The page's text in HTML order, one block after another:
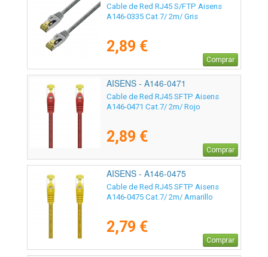
Cable de Red RJ45 S/FTP Aisens
A146-0335 Cat.7/ 2m/ Gris
2,89 €
Comprar
AISENS - A146-0471
Cable de Red RJ45 SFTP Aisens
A146-0471 Cat.7/ 2m/ Rojo
2,89 €
Comprar
AISENS - A146-0475
Cable de Red RJ45 SFTP Aisens
A146-0475 Cat.7/ 2m/ Amarillo
2,79 €
Comprar